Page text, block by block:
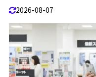
2026-08-07
2.1.1
初期設定や
2.2
ノジマiPhone在
2.2.1
電話在庫確